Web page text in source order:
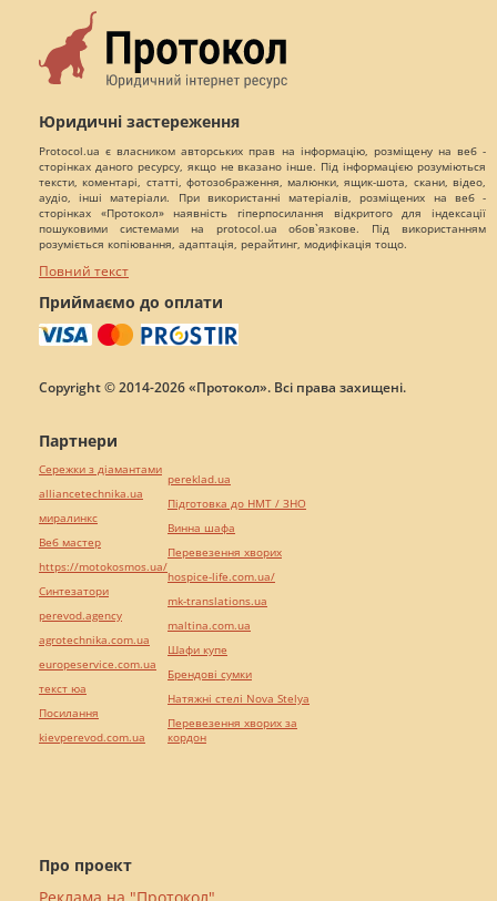
Юридичні застереження
Protocol.ua є власником авторських прав на інформацію, розміщену на веб -
сторінках даного ресурсу, якщо не вказано інше. Під інформацією розуміються
тексти, коментарі, статті, фотозображення, малюнки, ящик-шота, скани, відео,
аудіо, інші матеріали. При використанні матеріалів, розміщених на веб -
сторінках «Протокол» наявність гіперпосилання відкритого для індексації
пошуковими системами на protocol.ua обов`язкове. Під використанням
розуміється копіювання, адаптація, рерайтинг, модифікація тощо.
Повний текст
Приймаємо до оплати
Copyright © 2014-2026 «Протокол». Всі права захищені.
Про проект
Партнери
Сережки з діамантами
alliancetechnika.ua
миралинкс
Веб мастер
https://motokosmos.ua/
Синтезатори
perevod.agency
agrotechnika.com.ua
europeservice.com.ua
текст юа
Посилання
kievperevod.com.ua
pereklad.ua
Підготовка до НМТ / ЗНО
Винна шафа
Перевезення хворих
hospice-life.com.ua/
mk-translations.ua
maltina.com.ua
Шафи купе
Брендові сумки
Натяжні стелі Nova Stelya
Перевезення хворих за
кордон